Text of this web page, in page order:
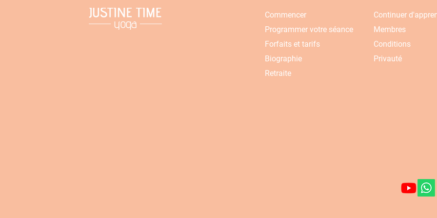
Commencer
Programmer votre séance
Forfaits et tarifs
Biographie
Retraite
Continuer
Membres
Conditions
Privauté